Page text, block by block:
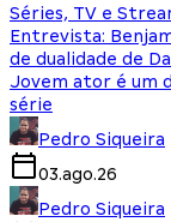
Séries, TV e
Entrevista:
de dualidade de
Jovem ator é um
série
Pedro Siqueira
03.ago.26
Pedro Siqueira